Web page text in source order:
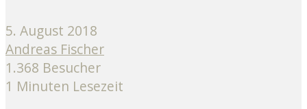
5. August 2018
Andreas Fischer
1.368 Besucher
1 Minuten Lesezeit